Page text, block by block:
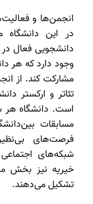
انجمن‌ها و
دانشجویی فعال
وجود دارد که هر
مشارکت کند. از
تئاتر و ارکستر
است. دانشگاه هر
مسابقات
فرصت‌های
شبکه‌های اجتماعی
خیریه نیز بخش
تشکیل می‌دهند.